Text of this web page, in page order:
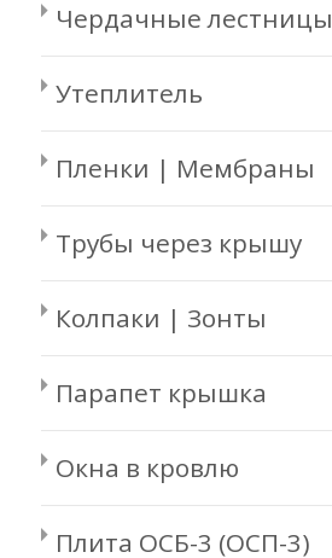
Чердачные лестницы
Утеплитель
Пленки | Мембраны
Трубы через крышу
Колпаки | Зонты
Парапет крышка
Окна в кровлю
Плита ОСБ-3 (ОСП-3)